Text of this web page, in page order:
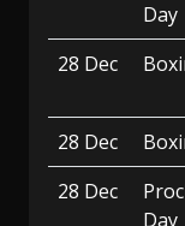
Day
28 Dec
28 Dec
28 Dec
Day